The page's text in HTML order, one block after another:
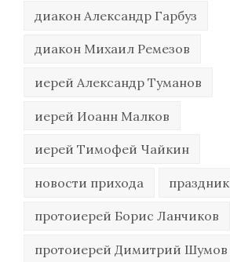
диакон Александр Гарбуз
диакон Михаил Ремезов
иерей Александр Туманов
иерей Иоанн Малков
иерей Тимофей Чайкин
новости прихода праздник
протоиерей Борис Ланчиков
протоиерей Димитрий Шумов